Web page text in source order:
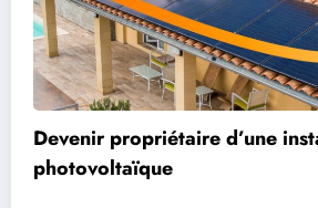
Devenir propriétaire d’une
photovoltaïque